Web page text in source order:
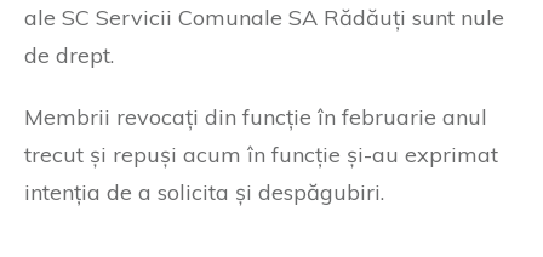
ale SC Servicii Comunale SA Rădăuți sunt nule
de drept.
Membrii revocați din funcție în februarie anul
trecut și repuși acum în funcție și-au exprimat
intenția de a solicita și despăgubiri.